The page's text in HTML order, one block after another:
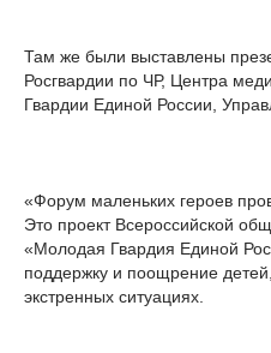
Там же были выставлены
Росгвардии по ЧР, Центра
Гвардии Единой России,
«Форум маленьких героев
Это проект Всероссийской
«Молодая Гвардия Единой
поддержку и поощрение
экстренных ситуациях.